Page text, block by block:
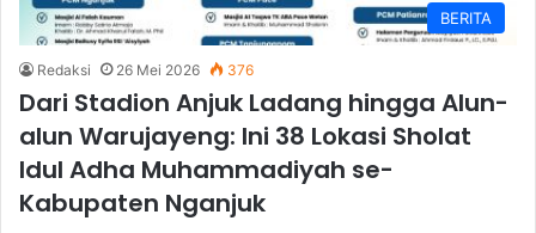
BERITA
Redaksi 26 Mei 2026 376
Dari Stadion Anjuk Ladang hingga Alun-
alun Warujayeng: Ini 38 Lokasi Sholat
Idul Adha Muhammadiyah se-
Kabupaten Nganjuk